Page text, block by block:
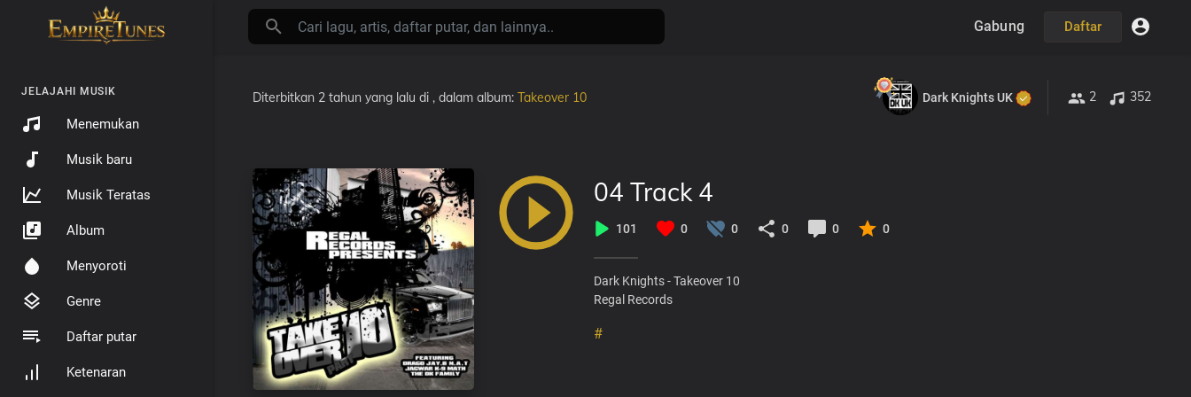
JELAJAHI MUSIK
Menemukan
Musik baru
Musik Teratas
Album
Menyoroti
Genre
Daftar putar
Ketenaran
Gabung Daftar
Diterbitkan 2 tahun yang lalu di , dalam album: Takeover 10 Dark Knights UK 2 352
04 Track 4
101 0 0 0 0 0
Dark Knights - Takeover 10
Regal Records
#